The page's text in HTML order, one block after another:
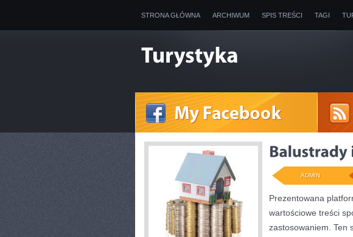
STRONA GŁÓWNA ARCHIWUM SPIS TREŚCI TAGI
ADMIN
Prezentowana
wartościowe treści
zastosowaniem. Ten